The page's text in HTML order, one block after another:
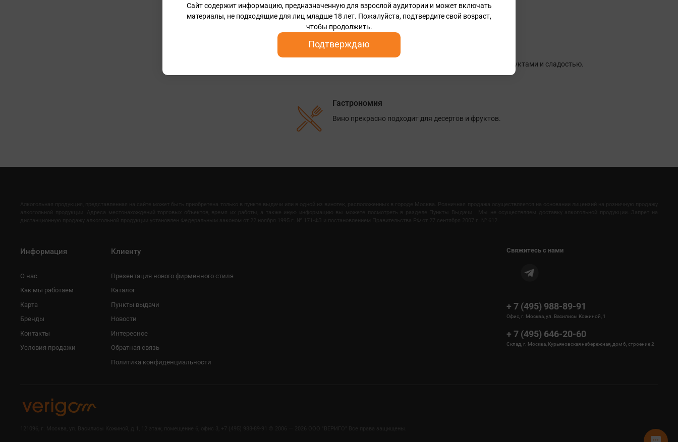
Нежный аромат ягод и утонченные ноты сливы.
Вкус
Во вкусе чрезвычайно гармоничный баланс между фруктами и сладостью.
Гастрономия
Вино прекрасно подходит для десертов и фруктов.
Информация
О нас
Как мы работаем
Карта
Бренды
Контакты
Условия продажи
Клиенту
Презентация нового фирменного стиля
Каталог
Пункты выдачи
Новости
Интересное
Обратная связь
Политика конфиденциальности
Свяжитесь с нами
+ 7 (495) 988-89-91
Офис, г. Москва, ул. Василисы Кожиной, 1
+ 7 (495) 646-20-60
Склад, г. Москва, Курьяновская набережная, дом 6, строение 2
Сайт содержит информацию, предназначенную для взрослой аудитории и может включать
материалы, не подходящие для лиц младше 18 лет. Пожалуйста, подтвердите свой возраст,
чтобы продолжить.
Подтверждаю